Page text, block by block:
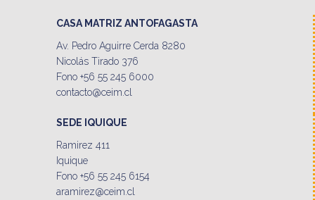
CASA MATRIZ ANTOFAGASTA
Av. Pedro Aguirre Cerda 8280
Nicolás Tirado 376
Fono +56 55 245 6000
contacto@ceim.cl
SEDE IQUIQUE
Ramirez 411
Iquique
Fono +56 55 245 6154
aramirez@ceim.cl